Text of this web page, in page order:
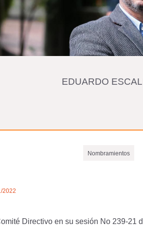
EDUARDO
Nombramientos
2022
Directivo en su sesión No 239-21